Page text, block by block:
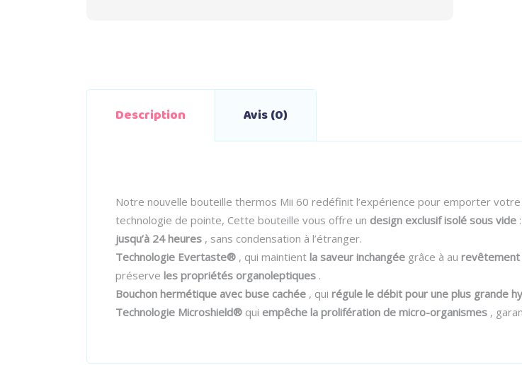
Description Avis (0)
Notre nouvelle bouteille thermos Mii 60 redéfinit l’expérience pour emporter
technologie de pointe, Cette bouteille vous offre un design exclusif isolé sous vide
jusqu’à 24 heures , sans condensation à l’étranger.
Technologie Evertaste® , qui maintient la saveur inchangée grâce à au revêtement
préserve les propriétés organoleptiques .
Bouchon hermétique avec buse cachée , qui régule le débit pour une plus grande
Technologie Microshield® qui empêche la prolifération de micro-organismes ,